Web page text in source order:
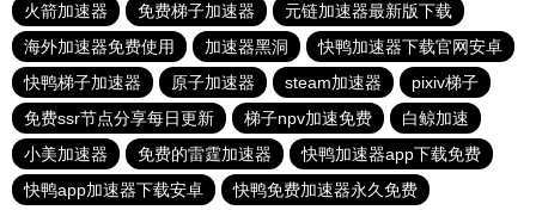
火箭加速器
免费梯子加速器
元链加速器最新版下载
海外加速器免费使用
加速器黑洞
快鸭加速器下载官网安卓
快鸭梯子加速器
原子加速器 steam加速器
pixiv梯子
免费ssr节点分享每日更新
梯子npv加速免费
白鲸加速
小美加速器
免费的雷霆加速器
快鸭加速器app下载免费
快鸭app加速器下载安卓
快鸭免费加速器永久免费